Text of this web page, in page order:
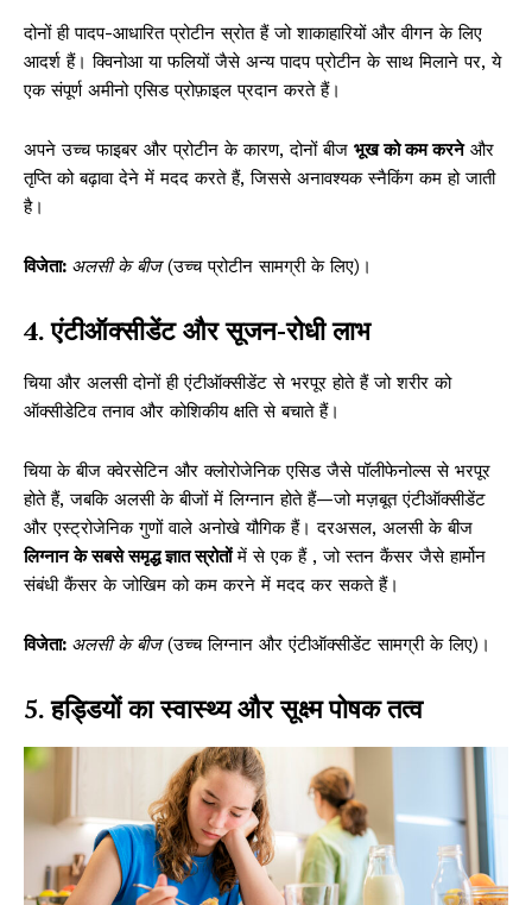
दोनों ही पादप-आधारित प्रोटीन स्रोत हैं जो शाकाहारियों और वीगन के लिए
आदर्श हैं। क्विनोआ या फलियों जैसे अन्य पादप प्रोटीन के साथ मिलाने पर, ये
एक संपूर्ण अमीनो एसिड प्रोफ़ाइल प्रदान करते हैं।
अपने उच्च फाइबर और प्रोटीन के कारण, दोनों बीज भूख को कम करनेऔर
तृप्ति को बढ़ावा देने में मदद करते हैं, जिससे अनावश्यक स्नैकिंग कम हो जाती
है।
विजेता: अलसी के बीज(उच्च प्रोटीन सामग्री के लिए)।
4. एंटीऑक्सीडेंट और सूजन-रोधी लाभ
चिया और अलसी दोनों ही एंटीऑक्सीडेंट से भरपूर होते हैं जो शरीर को
ऑक्सीडेटिव तनाव और कोशिकीय क्षति से बचाते हैं।
चिया के बीज क्वेरसेटिन और क्लोरोजेनिक एसिड जैसे पॉलीफेनोल्स से भरपूर
होते हैं, जबकि अलसी के बीजों में लिग्नान होते हैं—जो मज़बूत एंटीऑक्सीडेंट
और एस्ट्रोजेनिक गुणों वाले अनोखे यौगिक हैं। दरअसल, अलसी के बीज
लिग्नान के सबसे समृद्ध ज्ञात स्रोतोंमें से एक हैं , जो स्तन कैंसर जैसे हार्मोन
संबंधी कैंसर के जोखिम को कम करने में मदद कर सकते हैं।
विजेता: अलसी के बीज(उच्च लिग्नान और एंटीऑक्सीडेंट सामग्री के लिए)।
5. हड्डियों का स्वास्थ्य और सूक्ष्म पोषक तत्व